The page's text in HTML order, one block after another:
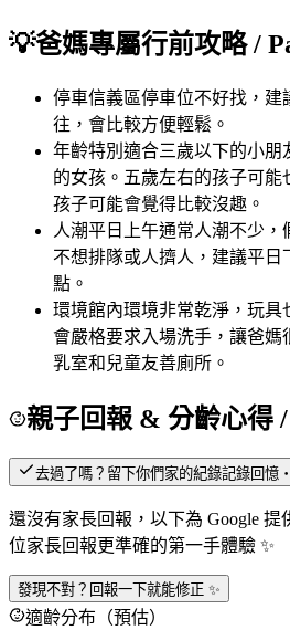
💡爸媽專屬行前攻略 /
停車信義區停車位不好找，建
往，會比較方便輕鬆。
年齡特別適合三歲以下的小朋
的女孩。五歲左右的孩子可能
孩子可能會覺得比較沒趣。
人潮平日上午通常人潮不少，
不想排隊或人擠人，建議平
點。
環境館內環境非常乾淨，玩具
會嚴格要求入場洗手，讓爸媽
乳室和兒童友善廁所。
親子回報 & 分齡心得
去過了嗎？留下你們家的紀錄記錄回憶
還沒有家長回報，以下為 Google
位家長回報更準確的第一手體驗 ✨
發現不對？回報一下就能修正 ✨
適齡分布（預估）